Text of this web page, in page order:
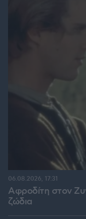
Αφροδίτη στον
ζώδια
06.08.2026, 17:31